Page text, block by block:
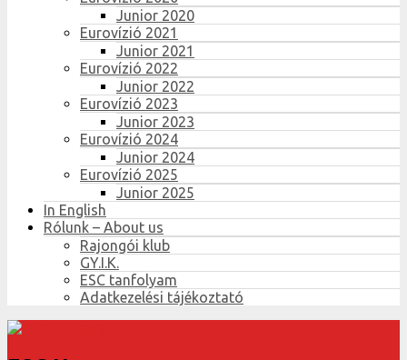
Junior 2020
Eurovízió 2021
Junior 2021
Eurovízió 2022
Junior 2022
Eurovízió 2023
Junior 2023
Eurovízió 2024
Junior 2024
Eurovízió 2025
Junior 2025
In English
Rólunk – About us
Rajongói klub
GY.I.K.
ESC tanfolyam
Adatkezelési tájékoztató